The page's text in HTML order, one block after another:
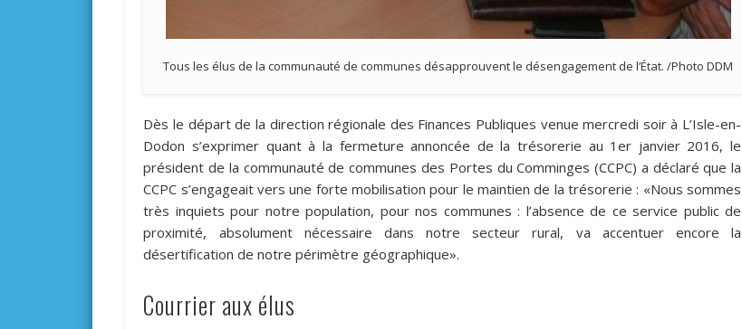
Tous les élus de la communauté de communes désapprouvent le désengagement de l’État. /Photo DDM
Dès le départ de la direction régionale des Finances Publiques venue mercredi soir à L’Isle-en-
Dodon s’exprimer quant à la fermeture annoncée de la trésorerie au 1er janvier 2016, le
président de la communauté de communes des Portes du Comminges (CCPC) a déclaré que la
CCPC s’engageait vers une forte mobilisation pour le maintien de la trésorerie : «Nous sommes
très inquiets pour notre population, pour nos communes : l’absence de ce service public de
proximité, absolument nécessaire dans notre secteur rural, va accentuer encore la
désertification de notre périmètre géographique».
Courrier aux élus